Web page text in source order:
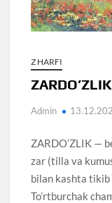
Z HARFI
ZARDO’ZLIK
Admin
ZARDO’ZLIK —
zar (tilla va
bilan kashta tikib
To’rtburchak